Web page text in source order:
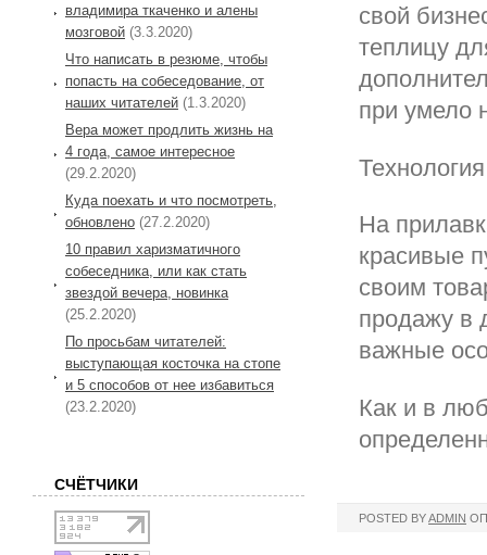
свой
теплицу
при умело
На
красивые
своим
продажу в
важные
Как и в
POSTED BYADMIN
владимира ткаченко и алены
мозговой (3.3.2020)
Что написать в резюме, чтобы
попасть на собеседование, от
наших читателей (1.3.2020)
Вера может продлить жизнь на
4 года, самое интересное
(29.2.2020)
Куда поехать и что посмотреть,
обновлено (27.2.2020)
10 правил харизматичного
собеседника, или как стать
звездой вечера, новинка
(25.2.2020)
По просьбам читателей:
выступающая косточка на стопе
и 5 способов от нее избавиться
(23.2.2020)
СЧЁТЧИКИ